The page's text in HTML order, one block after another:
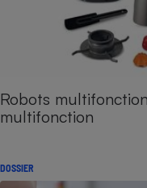
Robots
multifonction
DOSSIER